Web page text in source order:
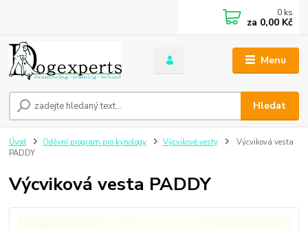
Menu
Hledat
0 ks
za 0,00 Kč
Úvod Oděvní program pro kynology Výcvikové vesty
Výcviková vesta
PADDY
Výcviková vesta PADDY